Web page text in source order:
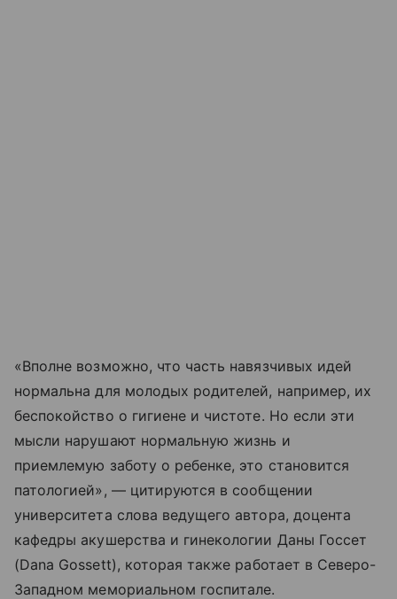
«Вполне возможно, что часть навязчивых идей
нормальна для молодых родителей, например, их
беспокойство о гигиене и чистоте. Но если эти
мысли нарушают нормальную жизнь и
приемлемую заботу о ребенке, это становится
патологией», — цитируются в сообщении
университета слова ведущего автора, доцента
кафедры акушерства и гинекологии Даны Госсет
(Dana Gossett), которая также работает в Северо-
Западном мемориальном госпитале.